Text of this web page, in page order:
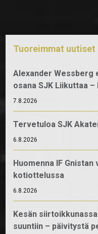
Tuoreimmat uutiset
Alexander Wessberg
osana SJK Liikuttaa –
7.8.2026
Tervetuloa SJK
6.8.2026
Huomenna IF
kotiottelussa
6.8.2026
Kesän
suuntiin – päivitystä